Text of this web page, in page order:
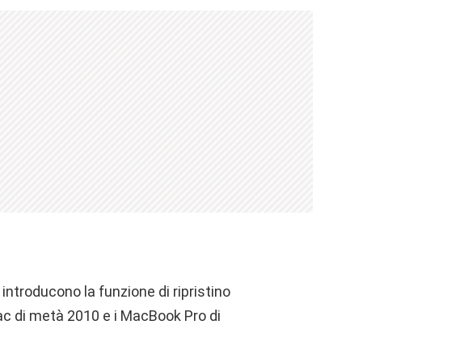
la funzione di ripristino
di metà 2010 e i MacBook Pro di